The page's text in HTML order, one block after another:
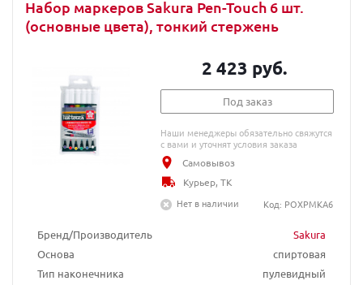
Набор маркеров Sakura Pen-Touch 6 шт.
(основные цвета), тонкий стержень
Бренд/Производитель
Sakura
Основа
спиртовая
Тип наконечника
пулевидный
2 423 руб.
Под заказ
Наши менеджеры обязательно свяжутся
с вами и уточнят условия заказа
Самовывоз
Курьер, ТК
Нет в наличии
Код: POXPMKA6